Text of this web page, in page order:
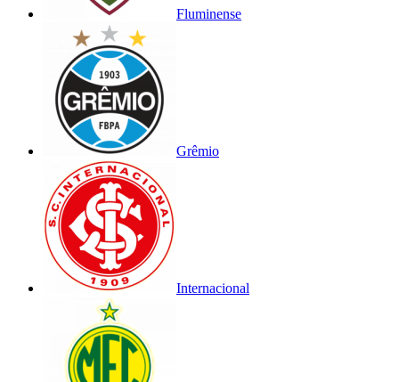
Fluminense
Grêmio
Internacional